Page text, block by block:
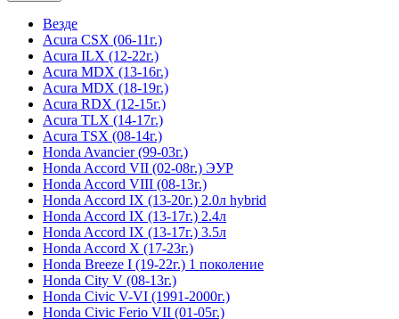
Везде
Acura CSX (06-11г.)
Acura ILX (12-22г.)
Acura MDX (13-16г.)
Acura MDX (18-19г.)
Acura RDX (12-15г.)
Acura TLX (14-17г.)
Acura TSX (08-14г.)
Honda Avancier (99-03г.)
Honda Accord VII (02-08г.) ЭУР
Honda Accord VIII (08-13г.)
Honda Accord IX (13-20г.) 2.0л hybrid
Honda Accord IX (13-17г.) 2.4л
Honda Accord IX (13-17г.) 3.5л
Honda Accord X (17-23г.)
Honda Breeze I (19-22г.) 1 поколение
Honda City V (08-13г.)
Honda Civic V-VI (1991-2000г.)
Honda Civic Ferio VII (01-05г.)